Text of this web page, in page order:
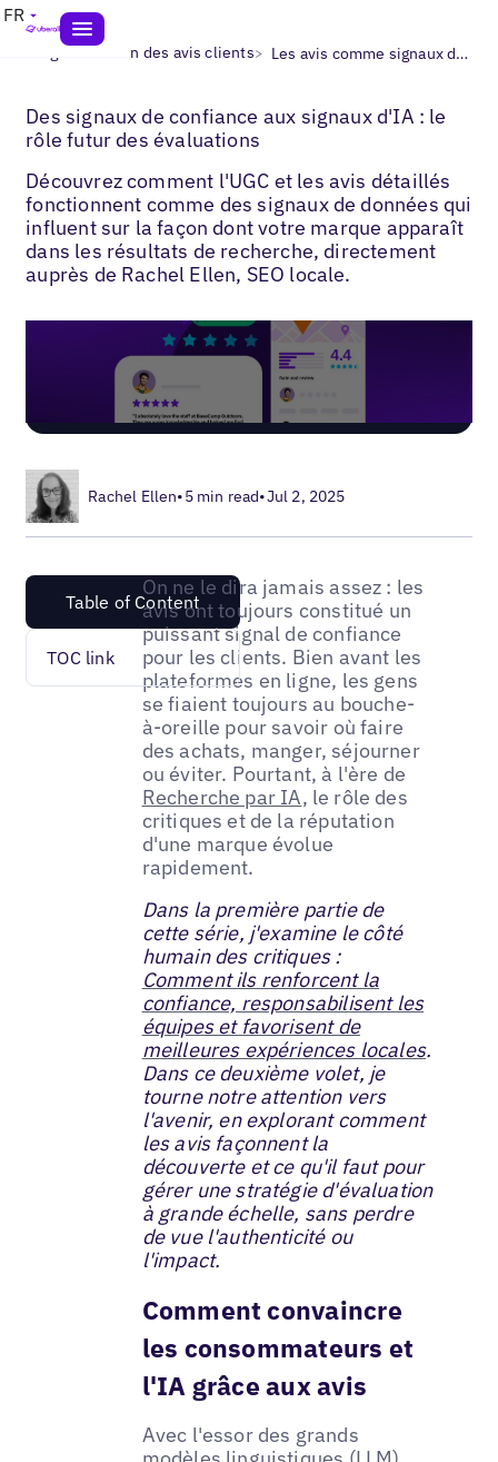
FR
Blogs> Gestion des avis clients> Les avis comme signaux de confiance pour l'IA
Des signaux de confiance aux signaux d'IA : le
rôle futur des évaluations
Découvrez comment l'UGC et les avis détaillés
fonctionnent comme des signaux de données qui
influent sur la façon dont votre marque apparaît
dans les résultats de recherche, directement
auprès de Rachel Ellen, SEO locale.
Rachel Ellen•5 min read•Jul 2, 2025
Table of Content
TOC link
On ne le dira jamais assez : les
avis ont toujours constitué un
puissant signal de confiance
pour les clients. Bien avant les
plateformes en ligne, les gens
se fiaient toujours au bouche-
à-oreille pour savoir où faire
des achats, manger, séjourner
ou éviter. Pourtant, à l'ère de
Recherche par IA, le rôle des
critiques et de la réputation
d'une marque évolue
rapidement.
Dans la première partie de
cette série, j'examine le côté
humain des critiques :
Comment ils renforcent la
confiance, responsabilisent les
équipes et favorisent de
meilleures expériences locales.
Dans ce deuxième volet, je
tourne notre attention vers
l'avenir, en explorant comment
les avis façonnent la
découverte et ce qu'il faut pour
gérer une stratégie d'évaluation
à grande échelle, sans perdre
de vue l'authenticité ou
l'impact.
Comment convaincre
les consommateurs et
l'IA grâce aux avis
Avec l'essor des grands